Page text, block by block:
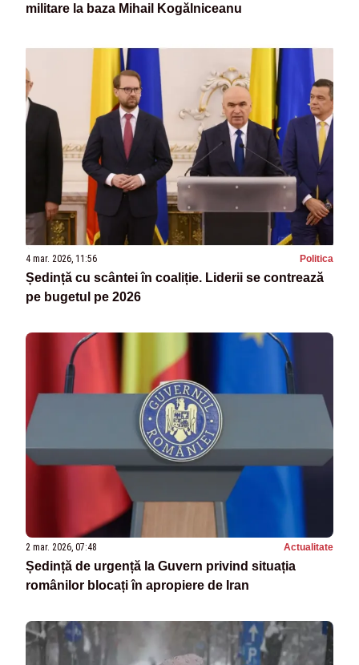
militare la baza Mihail Kogălniceanu
4 mar. 2026, 11:56 Politica
Ședință cu scântei în coaliție. Liderii se contrează
pe bugetul pe 2026
2 mar. 2026, 07:48 Actualitate
Ședință de urgență la Guvern privind situația
românilor blocați în apropiere de Iran